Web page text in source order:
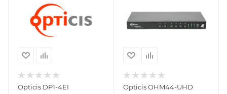
Opticis DP1-4EI Opticis OHM44-UHD